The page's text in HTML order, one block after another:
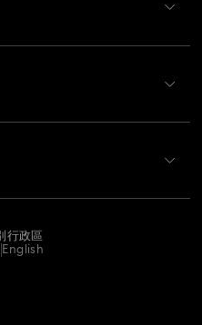
行政區
English